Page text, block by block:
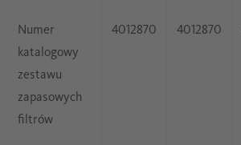
Numer
katalogowy
zestawu
zapasowych
filtrów
4012870 4012870